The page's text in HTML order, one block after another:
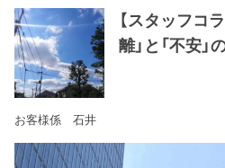
【スタッフコ
離」と「不安」
お客様係 石井